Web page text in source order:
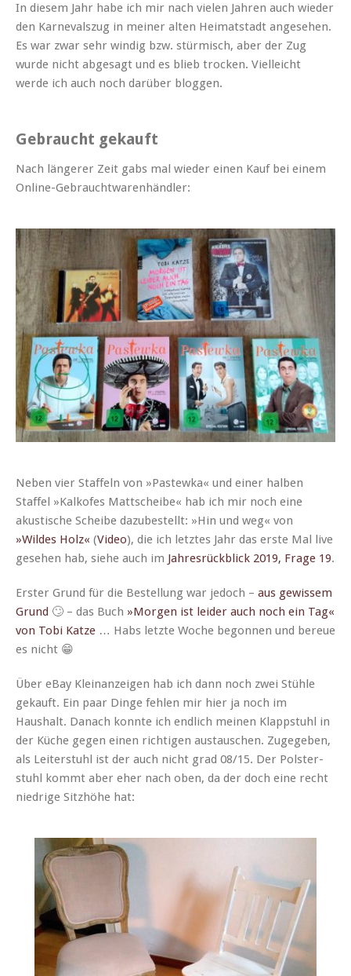
In diesem Jahr habe ich mir nach vie­len Jahren auch wieder
den Karneval­szug in mein­er alten Heimat­stadt ange­se­hen.
Es war zwar sehr windig bzw. stür­misch, aber der Zug
wurde nicht abge­sagt und es blieb trock­en. Vielle­icht
werde ich auch noch darüber bloggen.
Gebraucht gekauft
Nach län­ger­er Zeit gabs mal wieder einen Kauf bei einem
Online-Gebrauchtwarenhändler:
Neben vier Staffeln von »Pastewka« und ein­er hal­ben
Staffel »Kalkofes Mattscheibe« hab ich mir noch eine
akustis­che Scheibe dazubestellt: »Hin und weg« von
»Wildes Holz« (Video), die ich let­ztes Jahr das erste Mal live
gese­hen hab, siehe auch im Jahres­rück­blick 2019, Frage 19.
Erster Grund für die Bestel­lung war jedoch – aus gewis­sem
Grund 🙄 – das Buch »Mor­gen ist lei­der auch noch ein Tag«
von Tobi Katze … Habs let­zte Woche begonnen und bereue
es nicht 😁
Über eBay Kleinanzeigen hab ich dann noch zwei Stüh­le
gekauft. Ein paar Dinge fehlen mir hier ja noch im
Haushalt. Danach kon­nte ich endlich meinen Klapp­stuhl in
der Küche gegen einen richti­gen aus­tauschen. Zugegeben,
als Leit­er­stuhl ist der auch nicht grad 08/15. Der Pol­ster­
stuhl kommt aber eher nach oben, da der doch eine recht
niedrige Sitzhöhe hat: